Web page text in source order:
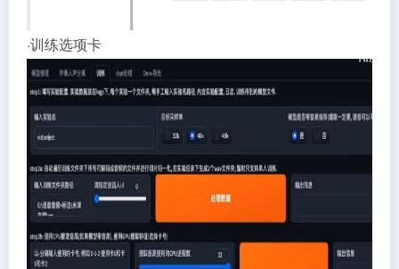
·训练选项卡